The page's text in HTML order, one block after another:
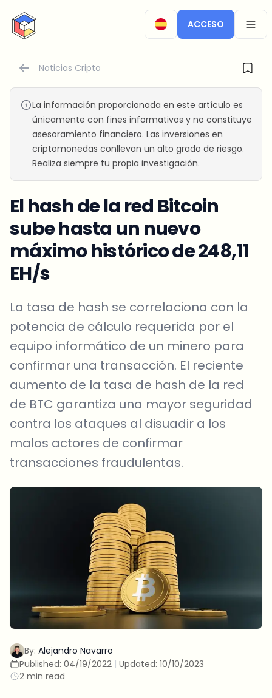
CryptoTicker
ACCESO
Noticias Cripto
La información proporcionada en este artículo es
únicamente con fines informativos y no constituye
asesoramiento financiero. Las inversiones en
criptomonedas conllevan un alto grado de riesgo.
Realiza siempre tu propia investigación.
El hash de la red Bitcoin
sube hasta un nuevo
máximo histórico de 248,11
EH/s
La tasa de hash se correlaciona con la
potencia de cálculo requerida por el
equipo informático de un minero para
confirmar una transacción. El reciente
aumento de la tasa de hash de la red
de BTC garantiza una mayor seguridad
contra los ataques al disuadir a los
malos actores de confirmar
transacciones fraudulentas.
By: Alejandro Navarro
Published: 04/19/2022 | Updated: 10/10/2023
2 min read